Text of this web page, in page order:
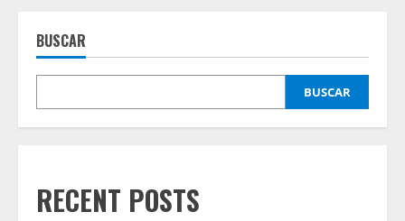
BUSCAR
BUSCAR
RECENT POSTS